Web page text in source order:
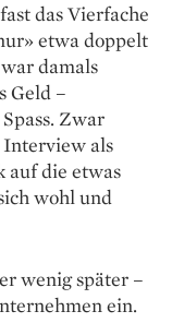
das Vierfache
etwa doppelt
damals
Geld –
Zwar
Interview als
auf die etwas
wohl und
wenig später –
ein.